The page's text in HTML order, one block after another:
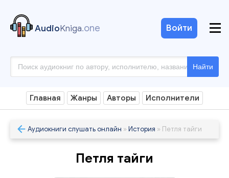
AudioKniga.one
Найти
Войти
Главная Жанры Авторы Исполнители
Аудиокниги слушать онлайн » История » Петля тайги
Петля тайги